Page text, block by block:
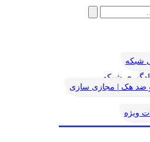
شبکه
شبکه
و ضد هک | مجازی سازی
ویژه